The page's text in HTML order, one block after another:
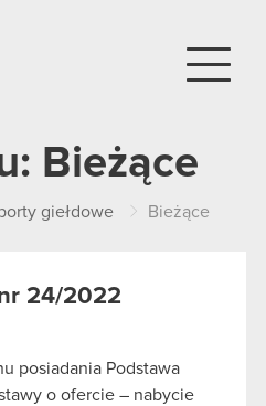
Bieżące
giełdowe Bieżące
24/2022
posiadania Podstawa
o ofercie – nabycie